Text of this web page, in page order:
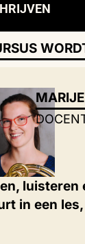
luisteren
in een